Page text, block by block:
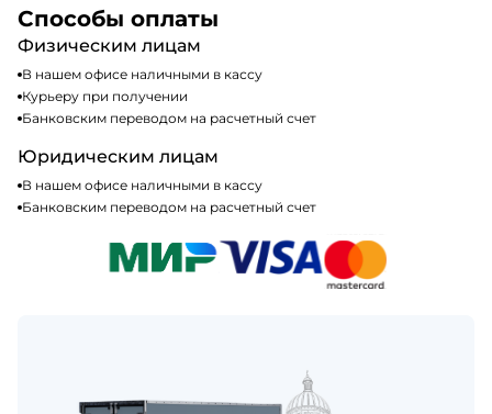
налогообложения, т.е с НДС 20%
Способы оплаты
Физическим лицам
В нашем офисе наличными в кассу
Курьеру при получении
Банковским переводом на расчетный счет
Юридическим лицам
В нашем офисе наличными в кассу
Банковским переводом на расчетный счет